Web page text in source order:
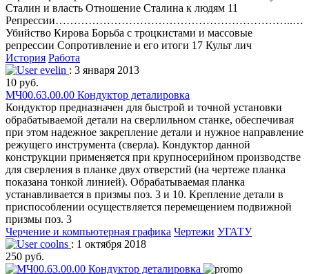
Сталин и власть Отношение Сталина к людям 11
Репрессии………………………………………………………..…
Убийство Кирова Борьба с троцкистами и массовые
репрессии Сопротивление и его итоги 17 Культ лич
История Работа
evelin : 3 января 2013
10 руб.
МЧ00.63.00.00 Кондуктор деталировка
Кондуктор предназначен для быстрой и точной установки
обрабатываемой детали на сверлильном станке, обеспечивая
при этом надежное закрепление детали и нужное направление
режущего инструмента (сверла). Кондуктор данной
конструкции применяется при крупносерийном производстве
для сверления в планке двух отверстий (на чертеже планка
показана тонкой линией). Обрабатываемая планка
устанавливается в призмы поз. 3 и 10. Крепление детали в
приспособлении осуществляется перемещением подвижной
призмы поз. 3
Черчение и компьютерная графика Чертежи УГАТУ
coolns : 1 октября 2018
250 руб.